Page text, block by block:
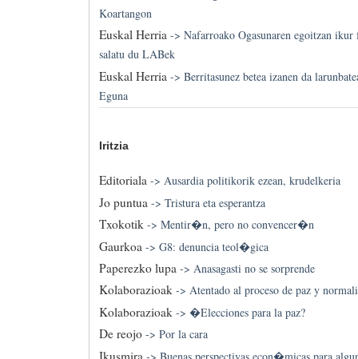
Koartangon
Euskal Herria-> Nafarroako Ogasunaren egoitzan ikur
salatu du LABek
Euskal Herria -> Berritasunez betea izanen da
Eguna
Iritzia
Editoriala-> Ausardia politikorik ezean, krudelkeria
Jo puntua-> Tristura eta esperantza
Txokotik-> Mentir�n, pero no convencer�n
Gaurkoa -> G8: denuncia teol�gica
Paperezko lupa-> Anasagasti no se sorprende
Kolaborazioak-> Atentado al proceso de paz y
Kolaborazioak-> �Elecciones para la paz?
De reojo-> Por la cara
Ikusmira -> Buenas perspectivas econ�micas para